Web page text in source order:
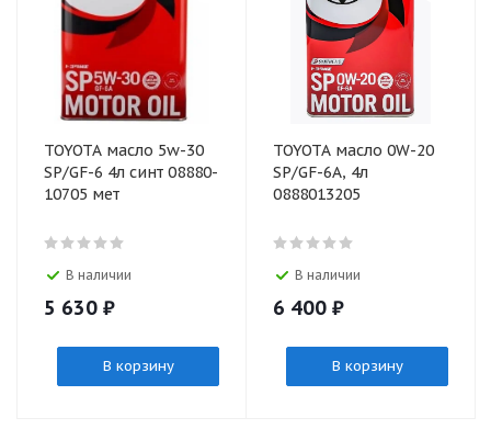
TOYOTA масло 5w-30
SP/GF-6 4л синт 08880-
10705 мет
В наличии
5 630 ₽
В корзину
TOYOTA масло 0W-20
SP/GF-6A, 4л
0888013205
В наличии
6 400 ₽
В корзину